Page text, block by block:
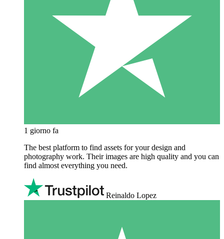
1 giorno fa
The best platform to find assets for your design and
photography work. Their images are high quality and you can
find almost everything you need.
Reinaldo Lopez